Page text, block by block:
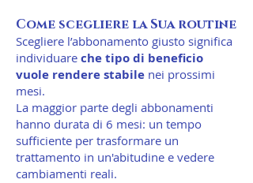
Come scegliere la Sua routine
Scegliere l’abbonamento giusto significa
individuare che tipo di beneficio
vuole rendere stabile nei prossimi
mesi.
La maggior parte degli abbonamenti
hanno durata di 6 mesi: un tempo
sufficiente per trasformare un
trattamento in un'abitudine e vedere
cambiamenti reali.